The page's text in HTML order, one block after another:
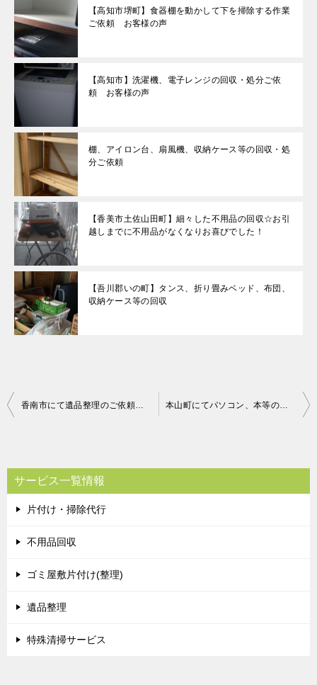
【高知市堺町】食器棚を動かして下を掃除する作業
ご依頼 お客様の声
【高知市】洗濯機、電子レンジの回収・処分ご依
頼 お客様の声
棚、アイロン台、扇風機、収納ケース等の回収・処
分ご依頼
【香美市土佐山田町】細々した不用品の回収☆お引
越しまでに不用品がなくなりお喜びでした！
【吾川郡いの町】タンス、折り畳みベッド、布団、
収納ケース等の回収
投
ビ
ゲ
ー
シ
サービス一覧情報
片付け・掃除代行
不用品回収
ゴミ屋敷片付け(整理)
遺品整理
特殊清掃サービス